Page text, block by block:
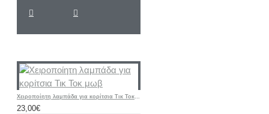
Χειροποίητη λαμπάδα για κορίτσια Τικ Τοκ μωβ
23,00€